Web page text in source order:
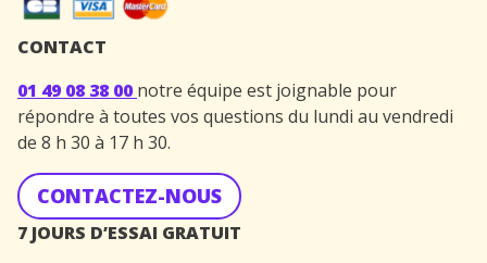
CONTACT
01 49 08 38 00 notre équipe est joignable pour
répondre à toutes vos questions du lundi au vendredi
de 8 h 30 à 17 h 30.
CONTACTEZ-NOUS
7 JOURS D’ESSAI GRATUIT